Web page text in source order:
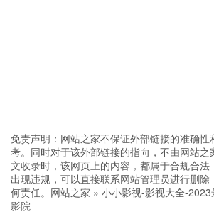
免责声明：网站之家不保证外部链接的准确性
考。同时对于该外部链接的指向，不由网站
文收录时，该网页上的内容，都属于合规合法
出现违规，可以直接联系网站管理员进行删
何责任。 网站之家 » 小小影视-影视大全-
影院